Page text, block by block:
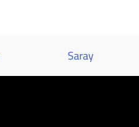
Saray